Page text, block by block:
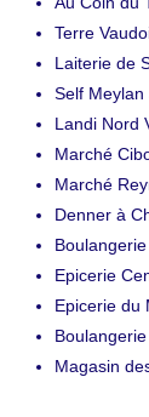
Terre
Laiterie de
Self Meylan
Landi Nord
Marché
Marché
Denner à
Epicerie
Epicerie du
Magasin